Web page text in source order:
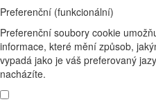
Preferenční (funkcionální)
Preferenční soubory cookie
informace, které mění způsob,
vypadá jako je váš preferovaný
nacházíte.